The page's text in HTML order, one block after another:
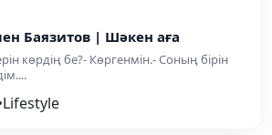
Баязитов | Шәкен аға
көрдің бе?- Көргенмін.- Соның бірін
Lifestyle